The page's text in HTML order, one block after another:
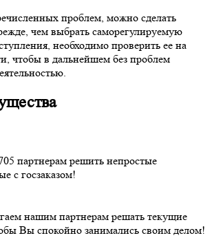
проблем, можно сделать
чем выбрать саморегулируемую
необходимо проверить ее на
чтобы в дальнейшем без проблем
партнерам решить непростые
с госзаказом!
нашим партнерам решать текущие
Вы спокойно занимались своим делом!